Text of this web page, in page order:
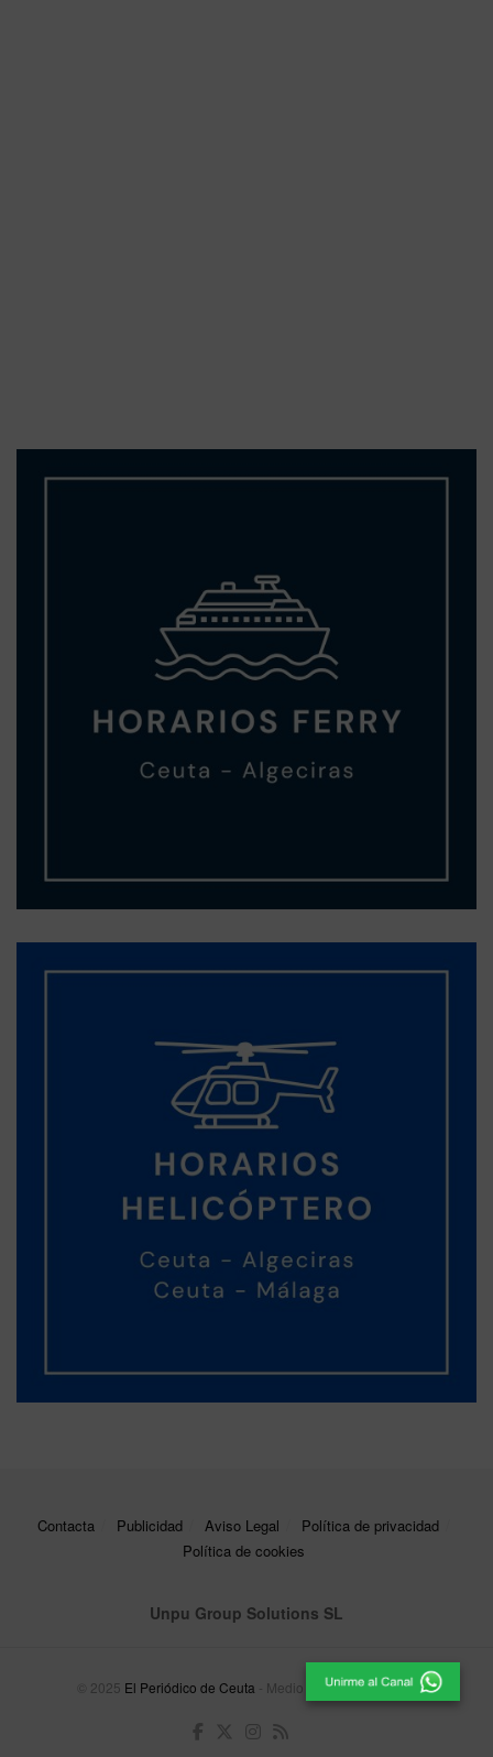
Contacta Publicidad Aviso Legal
Política de privacidad
Política de cookies
Unpu Group Solutions SL
© 2025 El Periódico de Ceuta - Medio de Comunicación